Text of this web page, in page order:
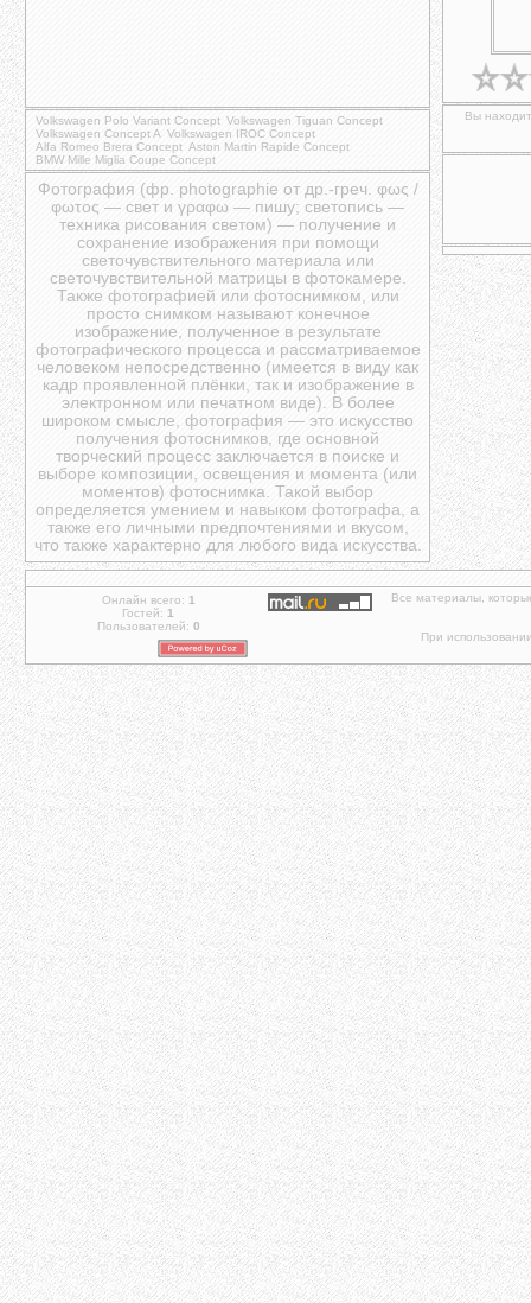
Volkswagen Polo Variant Concept Volkswagen Tiguan Concept
Volkswagen Concept A Volkswagen IROC Concept
Alfa Romeo Brera Concept Aston Martin Rapide Concept
BMW Mille Miglia Coupe Concept
Фотография (фр. photographie от др.-греч. φως /
φωτος — свет и γραφω — пишу; светопись —
техника рисования светом) — получение и
сохранение изображения при помощи
светочувствительного материала или
светочувствительной матрицы в фотокамере.
Также фотографией или фотоснимком, или
просто снимком называют конечное
изображение, полученное в результате
фотографического процесса и рассматриваемое
человеком непосредственно (имеется в виду как
кадр проявленной плёнки, так и изображение в
электронном или печатном виде). В более
широком смысле, фотография — это искусство
получения фотоснимков, где основной
творческий процесс заключается в поиске и
выборе композиции, освещения и момента (или
моментов) фотоснимка. Такой выбор
определяется умением и навыком фотографа, а
также его личными предпочтениями и вкусом,
что также характерно для любого вида искусства.
Вы
Онлайн всего: 1
Гостей: 1
Пользователей: 0
Все материалы,
При